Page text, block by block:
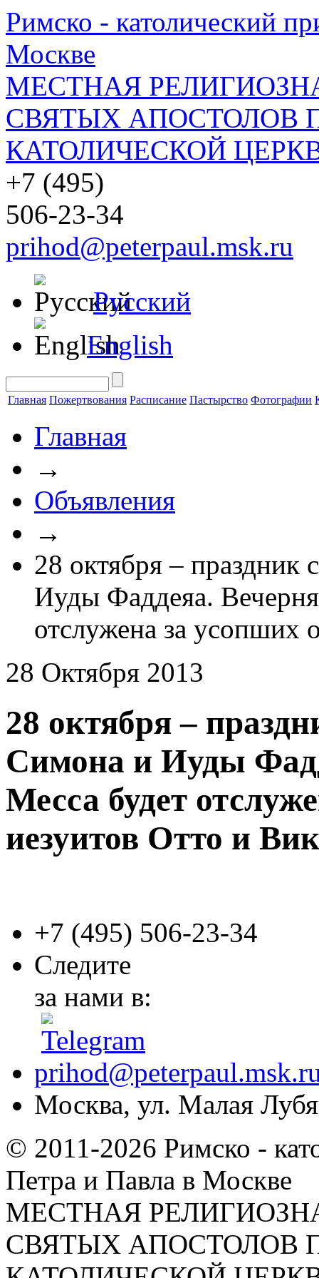
Римско - католический
Москве
МЕСТНАЯ
СВЯТЫХ АПОСТОЛОВ
КАТОЛИЧЕСКОЙ
+7 (495)
506-23-34
prihod@peterpaul.msk.ru
Русский
English
Главная Пожертвования Расписание Пастырство Фотографии
Главная
→
Объявления
→
28 октября – праздник
Иуды Фаддеяа.
отслужена за усопших
28 Октября 2013
28 октября –
Симона и Иуды
Месса будет
иезуитов Отто и
+7 (495) 506-23-34
Следите
за нами в:
Москва, ул. Малая
© 2011-2026 Римско -
Петра и Павла в Москве
МЕСТНАЯ
СВЯТЫХ АПОСТОЛОВ